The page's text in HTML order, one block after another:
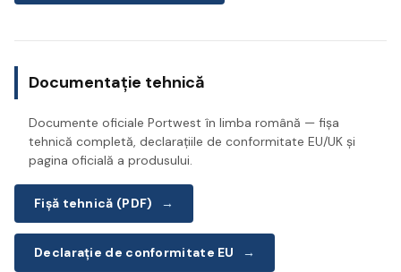
Documentație tehnică
Documente oficiale Portwest în limba română — fișa
tehnică completă, declarațiile de conformitate EU/UK și
pagina oficială a produsului.
Fișă tehnică (PDF) →
Declarație de conformitate EU →